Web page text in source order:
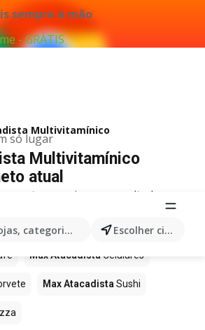
sempre à mão
- GRÁTIS
só lugar
categorias,produtos... Escolher cidade
Multivitamínico
Multivitamínico
atual
quaisquer resultados
em Max Atacadista
Max Atacadista Celulares
Max Atacadista Sushi